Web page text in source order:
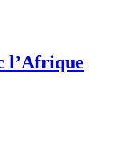
l’Afrique